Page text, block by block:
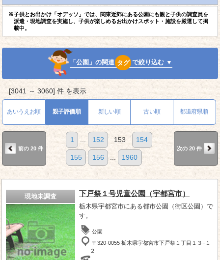
※子供とお出かけ「オデッソ」では、関東近郊にある公園にも親と子供の調査員を
派遣・現地調査を実施し、子供が楽しめるお出かけスポット・施設を厳選して掲
載中。
「公園」の関連 タグ で絞り込む ▼
[3041 ～ 3060] 件 を表示
あいうえお順 親子評価順 新しい順 古い順 都道府県順
前の 20 件
1 ... 152 153 154
155 156 ... 1960
次の 20 件
現地未調査 下戸祭１号児童公園（宇都宮市）
栃木県宇都宮市にある都市公園（街区公園）で
す。
公園
〒320-0055 栃木県宇都宮市下戸祭１丁目１３−１
２